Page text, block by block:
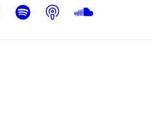
Youtube
Spotify
Podcast